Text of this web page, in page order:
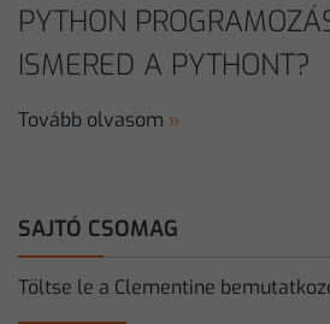
SAJTÓ CSOMAG
Töltse le a Clementine
PYTHON
ISMERED A PYTHONT?
Tovább olvasom »